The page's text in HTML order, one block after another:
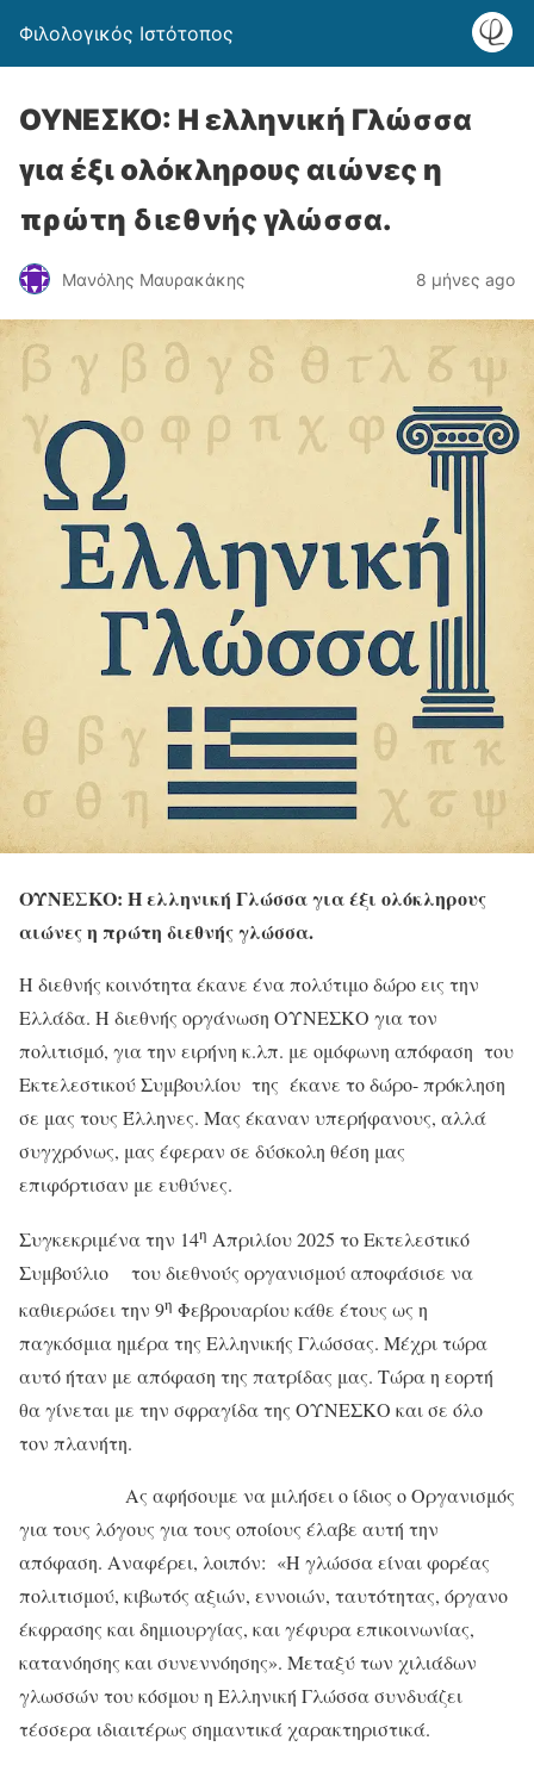
Φιλολογικός Ιστότοπος
ΟΥΝΕΣΚΟ: Η ελληνική Γλώσσα
για έξι ολόκληρους αιώνες η
πρώτη διεθνής γλώσσα.
Μανόλης Μαυρακάκης 8 μήνες ago
ΟΥΝΕΣΚΟ: Η ελληνική Γλώσσαγια έξι ολόκληρους
αιώνες η πρώτη διεθνής γλώσσα.
Η διεθνής κοινότητα έκανε ένα πολύτιμο δώρο εις την
Ελλάδα. Η διεθνής οργάνωση ΟΥΝΕΣΚΟ για τον
πολιτισμό, για την ειρήνη κ.λπ. με ομόφωνη απόφαση του
Εκτελεστικού Συμβουλίου της έκανε το δώρο- πρόκληση
σε μας τους Έλληνες. Μας έκαναν υπερήφανους, αλλά
συγχρόνως, μας έφεραν σε δύσκολη θέση μας
επιφόρτισαν με ευθύνες.
Συγκεκριμένα την 14η Απριλίου 2025 το Εκτελεστικό
Συμβούλιο του διεθνούς οργανισμού αποφάσισε να
καθιερώσει την 9η Φεβρουαρίου κάθε έτους ως η
παγκόσμια ημέρα της Ελληνικής Γλώσσας. Μέχρι τώρα
αυτό ήταν με απόφαση της πατρίδας μας. Τώρα η εορτή
θα γίνεται με την σφραγίδα της ΟΥΝΕΣΚΟ και σε όλο
τον πλανήτη.
Ας αφήσουμε να μιλήσει ο ίδιος ο Οργανισμός
για τους λόγους για τους οποίους έλαβε αυτή την
απόφαση. Αναφέρει, λοιπόν: «Η γλώσσα είναι φορέας
πολιτισμού, κιβωτός αξιών, εννοιών, ταυτότητας, όργανο
έκφρασης και δημιουργίας, και γέφυρα επικοινωνίας,
κατανόησης και συνεννόησης». Μεταξύ των χιλιάδων
γλωσσών του κόσμου η Ελληνική Γλώσσα συνδυάζει
τέσσερα ιδιαιτέρως σημαντικά χαρακτηριστικά.